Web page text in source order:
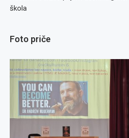
škola
Foto priče